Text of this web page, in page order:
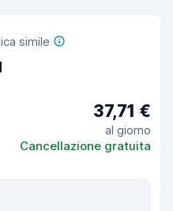
simile
37,71 €
al giorno
Cancellazione gratuita